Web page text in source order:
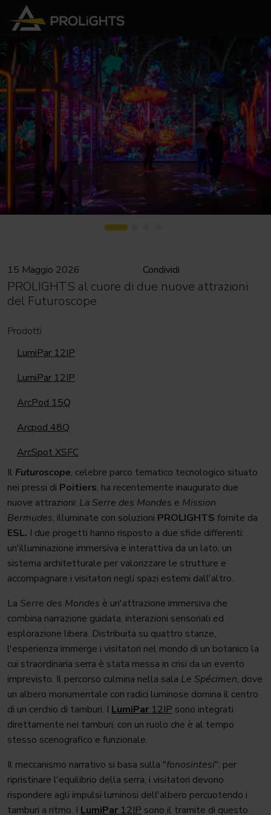
15 Maggio 2026 Condividi
PROLIGHTS al cuore di due nuove attrazioni
del Futuroscope
Prodotti
LumiPar 12IP
LumiPar 12IP
ArcPod 15Q
Arcpod 48Q
ArcSpot XSFC
Il Futuroscope, celebre parco tematico tecnologico situato
nei pressi di Poitiers, ha recentemente inaugurato due
nuove attrazioni: La Serre des Mondes e Mission
Bermudes, illuminate con soluzioni PROLIGHTS fornite da
ESL. I due progetti hanno risposto a due sfide differenti:
un'illuminazione immersiva e interattiva da un lato, un
sistema architetturale per valorizzare le strutture e
accompagnare i visitatori negli spazi esterni dall'altro.
La Serre des Mondes è un'attrazione immersiva che
combina narrazione guidata, interazioni sensoriali ed
esplorazione libera. Distribuita su quattro stanze,
l'esperienza immerge i visitatori nel mondo di un botanico la
cui straordinaria serra è stata messa in crisi da un evento
imprevisto. Il percorso culmina nella sala Le Spécimen, dove
un albero monumentale con radici luminose domina il centro
di un cerchio di tamburi. I LumiPar 12IP sono integrati
direttamente nei tamburi, con un ruolo che è al tempo
stesso scenografico e funzionale.
Il meccanismo narrativo si basa sulla "fonosintesi": per
ripristinare l'equilibrio della serra, i visitatori devono
rispondere agli impulsi luminosi dell'albero percuotendo i
tamburi a ritmo. I LumiPar 12IP sono il tramite di questo